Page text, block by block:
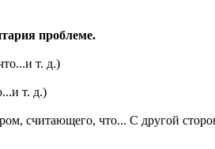
проблеме.
т. д.)
т. д.)
считающего, что... С другой